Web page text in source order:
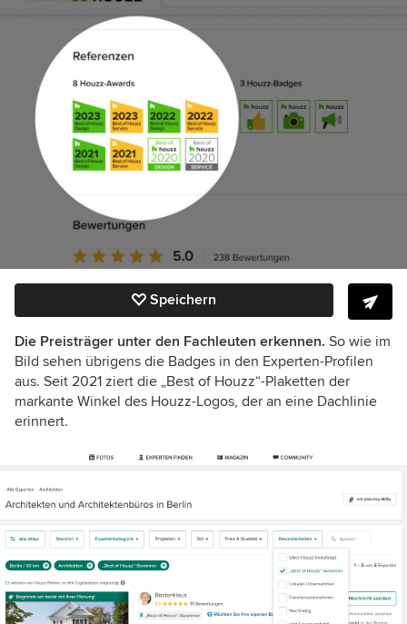
Speichern
Die Preisträger unter den Fachleuten erkennen. So wie im
Bild sehen übrigens die Badges in den Experten-Profilen
aus. Seit 2021 ziert die „Best of Houzz“-Plaketten der
markante Winkel des Houzz-Logos, der an eine Dachlinie
erinnert.